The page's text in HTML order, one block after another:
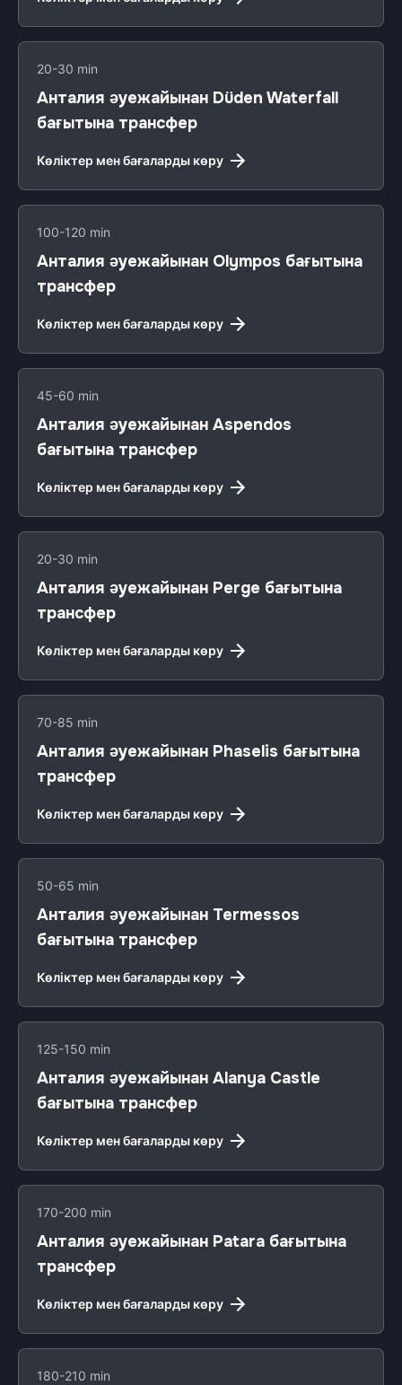
20-30 min
Анталия әуежайынан Düden Waterfall
бағытына трансфер
Көліктер мен бағаларды көру
100-120 min
Анталия әуежайынан Olympos бағытына
трансфер
Көліктер мен бағаларды көру
45-60 min
Анталия әуежайынан Aspendos
бағытына трансфер
Көліктер мен бағаларды көру
20-30 min
Анталия әуежайынан Perge бағытына
трансфер
Көліктер мен бағаларды көру
70-85 min
Анталия әуежайынан Phaselis бағытына
трансфер
Көліктер мен бағаларды көру
50-65 min
Анталия әуежайынан Termessos
бағытына трансфер
Көліктер мен бағаларды көру
125-150 min
Анталия әуежайынан Alanya Castle
бағытына трансфер
Көліктер мен бағаларды көру
170-200 min
Анталия әуежайынан Patara бағытына
трансфер
Көліктер мен бағаларды көру
180-210 min